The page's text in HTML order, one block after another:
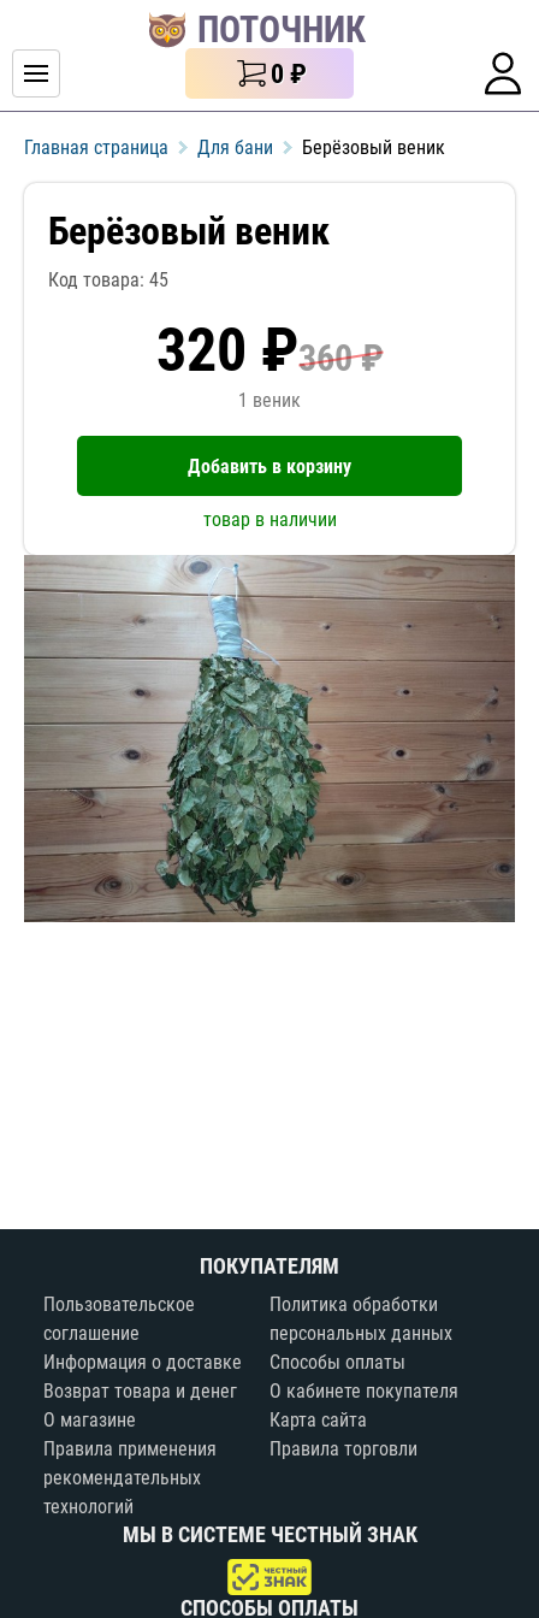
ПОТОЧНИК
0 ₽
Главная страница Для бани Берёзовый веник
Берёзовый веник
Код товара: 45
320 ₽360 ₽
1 веник
Добавить в корзину
товар в наличии
ПОКУПАТЕЛЯМ
Пользовательское
соглашение
Политика обработки
персональных данных
Информация о доставке
Способы оплаты
Возврат товара и денег
О кабинете покупателя
О магазине
Карта сайта
Правила применения
рекомендательных
технологий
Правила торговли
МЫ В СИСТЕМЕ ЧЕСТНЫЙ ЗНАК
СПОСОБЫ ОПЛАТЫ